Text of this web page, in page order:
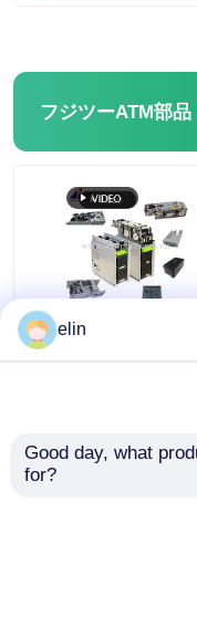
GRG自動支払機
Glory NMD ATM
OKIATM部品
Genmega ATM部品
紙幣ソート機
フジツーATM部品
F53 F56 富士通 ATM
部品 紙幣ディスペ
ATM スペアパーツ
elin
Good day, what
for?